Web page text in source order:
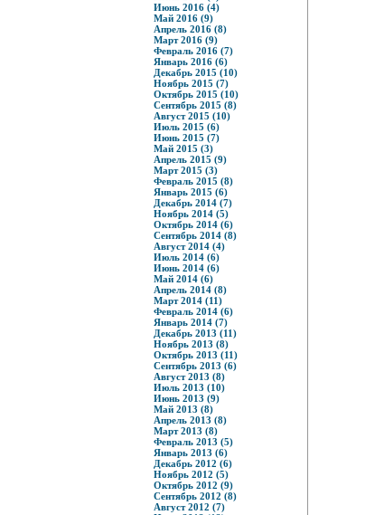
Июнь 2016 (4)
Май 2016 (9)
Апрель 2016 (8)
Март 2016 (9)
Февраль 2016 (7)
Январь 2016 (6)
Декабрь 2015 (10)
Ноябрь 2015 (7)
Октябрь 2015 (10)
Сентябрь 2015 (8)
Август 2015 (10)
Июль 2015 (6)
Июнь 2015 (7)
Май 2015 (3)
Апрель 2015 (9)
Март 2015 (3)
Февраль 2015 (8)
Январь 2015 (6)
Декабрь 2014 (7)
Ноябрь 2014 (5)
Октябрь 2014 (6)
Сентябрь 2014 (8)
Август 2014 (4)
Июль 2014 (6)
Июнь 2014 (6)
Май 2014 (6)
Апрель 2014 (8)
Март 2014 (11)
Февраль 2014 (6)
Январь 2014 (7)
Декабрь 2013 (11)
Ноябрь 2013 (8)
Октябрь 2013 (11)
Сентябрь 2013 (6)
Август 2013 (8)
Июль 2013 (10)
Июнь 2013 (9)
Май 2013 (8)
Апрель 2013 (8)
Март 2013 (8)
Февраль 2013 (5)
Январь 2013 (6)
Декабрь 2012 (6)
Ноябрь 2012 (5)
Октябрь 2012 (9)
Сентябрь 2012 (8)
Август 2012 (7)